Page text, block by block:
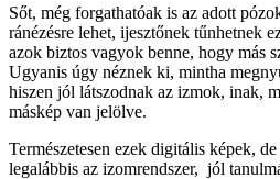
Sőt, még forgathatóak is az adott
ránézésre lehet, ijesztőnek tűnhetnek
azok biztos vagyok benne, hogy más
Ugyanis úgy néznek ki, mintha
hiszen jól látszodnak az izmok, inak,
máskép van jelölve.
Természetesen ezek digitális képek,
legalábbis az izomrendszer, jól